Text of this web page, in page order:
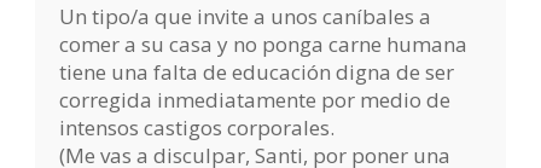
Un tipo/a que invite a unos caníbales a
comer a su casa y no ponga carne humana
tiene una falta de educación digna de ser
corregida inmediatamente por medio de
intensos castigos corporales.
(Me vas a disculpar, Santi, por poner una